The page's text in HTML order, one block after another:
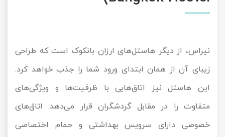
نیراس، از دیگر هاستل‌های ارزان بانکوک است که طراحی
زیبای آن از همان ابتدای ورود شما را جذب خواهد کرد.
این هاستل نیز اتاق‌هایی با ظرفیت‌ها و ویژگی‌های
متفاوت را در مقابل گردشگران قرار می‌دهد. اتاق‌های
خصوصی دارای سرویس بهداشتی و حمام اختصاصی